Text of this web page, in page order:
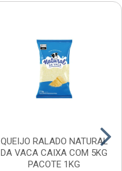
QUEIJO RALADO NATURAL
DA VACA CAIXA COM 5KG
PACOTE 1KG